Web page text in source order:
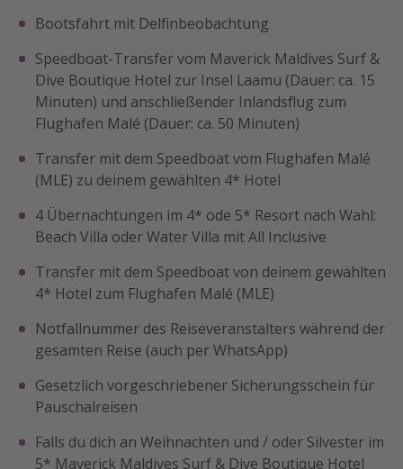
Bootsfahrt mit Delfinbeobachtung
Speedboat-Transfer vom Maverick Maldives Surf &
Dive Boutique Hotel zur Insel Laamu (Dauer: ca. 15
Minuten) und anschließender Inlandsflug zum
Flughafen Malé (Dauer: ca. 50 Minuten)
Transfer mit dem Speedboat vom Flughafen Malé
(MLE) zu deinem gewählten 4* Hotel
4 Übernachtungen im 4* ode 5* Resort nach Wahl:
Beach Villa oder Water Villa mit All Inclusive
Transfer mit dem Speedboat von deinem gewählten
4* Hotel zum Flughafen Malé (MLE)
Notfallnummer des Reiseveranstalters während der
gesamten Reise (auch per WhatsApp)
Gesetzlich vorgeschriebener Sicherungsschein für
Pauschalreisen
Falls du dich an Weihnachten und / oder Silvester im
5* Maverick Maldives Surf & Dive Boutique Hotel